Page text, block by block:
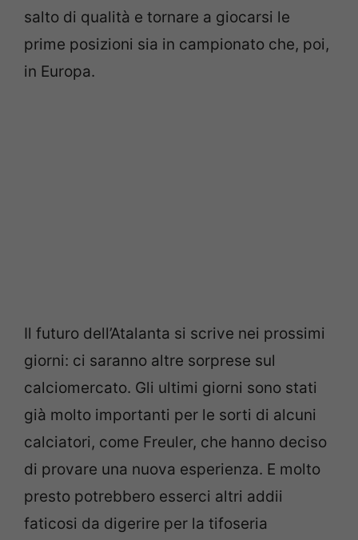
salto di qualità e tornare a giocarsi le
prime posizioni sia in campionato che, poi,
in Europa.
Il futuro dell’Atalanta si scrive nei prossimi
giorni: ci saranno altre sorprese sul
calciomercato. Gli ultimi giorni sono stati
già molto importanti per le sorti di alcuni
calciatori, come Freuler, che hanno deciso
di provare una nuova esperienza. E molto
presto potrebbero esserci altri addii
faticosi da digerire per la tifoseria